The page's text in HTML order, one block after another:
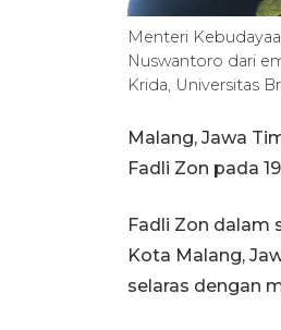
Menteri
Nuswantoro dari
Krida, Universitas
Malang, Jawa
Fadli Zon pada
Fadli Zon dalam
Kota Malang,
selaras dengan